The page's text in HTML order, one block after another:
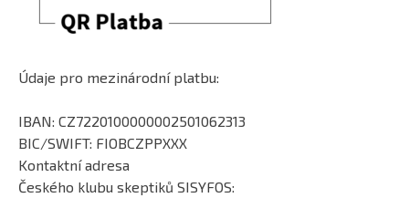
Údaje pro mezinárodní platbu:
IBAN: CZ7220100000002501062313
BIC/SWIFT: FIOBCZPPXXX
Kontaktní adresa
Českého klubu skeptiků SISYFOS: